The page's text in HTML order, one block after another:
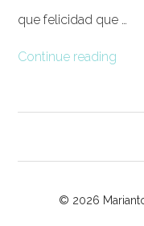
que felicidad que …
Continue reading
© 2026